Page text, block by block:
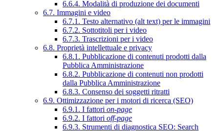
6.6.4. Modalità di produzione dei documenti
6.7. Immagini e video
6.7.1. Testo alternativo (alt text) per le immagini
6.7.2. Sottotitoli per i video
6.7.3. Trascrizioni per i video
6.8. Proprietà intellettuale e privacy
6.8.1. Pubblicazione di contenuti prodotti dalla
Pubblica Amministrazione
6.8.2. Pubblicazione di contenuti non prodotti
dalla Pubblica Amministrazione
6.8.3. Consenso dei soggetti ritratti
6.9. Ottimizzazione per i motori di ricerca (SEO)
6.9.1. I fattori on-page
6.9.2. I fattori off-page
6.9.3. Strumenti di diagnostica SEO: Search